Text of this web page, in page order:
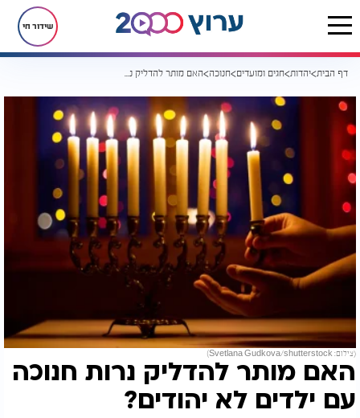
שידור חי
דף הבית יהדות חגים ומועדים חנוכה האם מותר להדליק נרות חנוכה עם ילדים לא יהודים?
(צילום: Svetlana Gudkova/shutterstock)
האם מותר להדליק נרות חנוכה
עם ילדים לא יהודים?